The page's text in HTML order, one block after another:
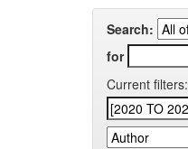
Search:
for
Current filters: